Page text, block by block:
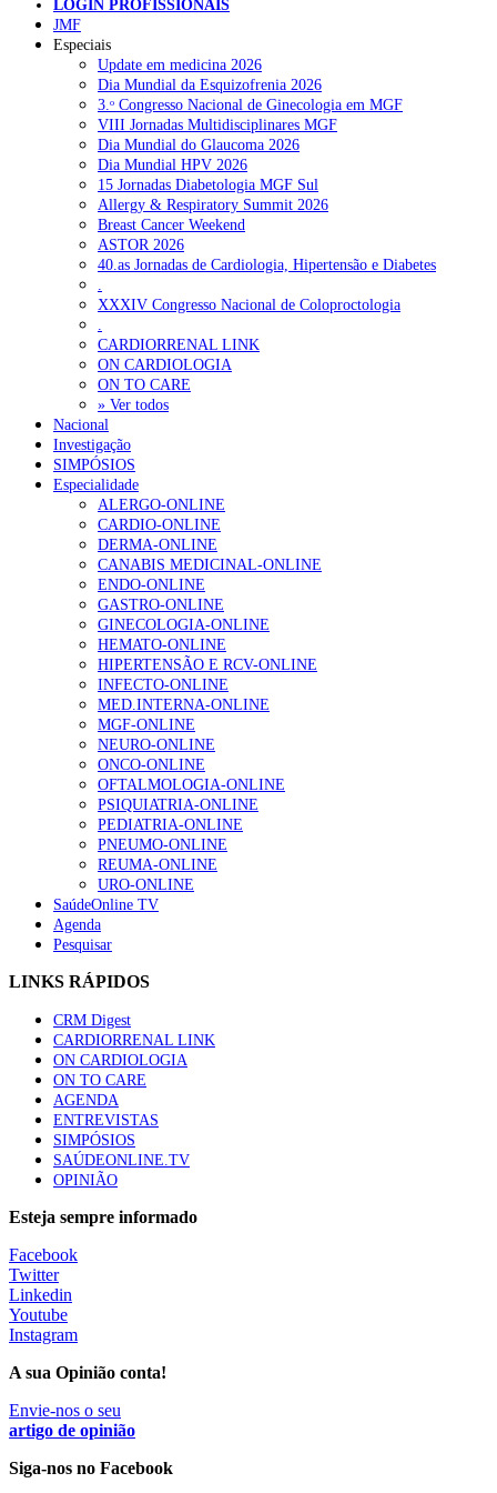
NOTÍCIAS RECENTES
Quase 11.900 jovens recorreram aos cheques psicólogo e
nutricionista no primeiro mês 7 de Agosto, 2026
ULS de Coimbra estreia cirurgia endoscópica do ouvido com
apoio robótico em Portugal 7 de Agosto, 2026
Enfermeiros exigem esclarecimentos sobre eventual gestão
privada da ULS do Algarve 7 de Agosto, 2026
Ordem dos Médicos alerta para riscos no novo sistema de acesso
a consultas e cirurgias
Portugal está a formar os médicos de que precisa?
2026
NOTÍCIAS MAIS LIDAS
Enfermagem Forense. “Da urgência ao tribunal, cada
gesto conta e cada profissional faz a diferença”
202 visualizações
Alguns milhares de utentes podem ficar sem médico de
família com nova regras do registo, alerta associação
155 visualizações
1.º Episódio do Podcast “Frequência Cardio – Sintoniza-
te na Insuficiência Cardíaca” da Bayer
99 visualizações
“Os programas de rastreio do cancro do pulmão são
custo-efetivos e representam um investimento
sustentável para os sistemas de saúde”
88 visualizações
Quase quatro em cada dez doentes com enfarte
86 visualizações
Trodelvy aprovado para primeira linha no cancro da
mama triplo negativo metastático em doentes não
elegíveis para inibidores PD-(L)1
61 visualizações
MAIS NOTÍCIAS
Quase 11.900 jovens recorreram aos cheques psicólogo e
nutricionista no primeiro mês
7 Ago, 2026
ULS de Coimbra estreia cirurgia endoscópica do ouvido com
apoio robótico em Portugal
7 Ago, 2026|0 Comments
LOGIN PROFISSIONAIS
JMF
Especiais
Update em medicina 2026
Dia Mundial da Esquizofrenia 2026
3.ᵒ Congresso Nacional de Ginecologia em MGF
VIII Jornadas Multidisciplinares MGF
Dia Mundial do Glaucoma 2026
Dia Mundial HPV 2026
15 Jornadas Diabetologia MGF Sul
Allergy & Respiratory Summit 2026
Breast Cancer Weekend
ASTOR 2026
40.as Jornadas de Cardiologia, Hipertensão e Diabetes
.
XXXIV Congresso Nacional de Coloproctologia
.
CARDIORRENAL LINK
ON CARDIOLOGIA
ON TO CARE
» Ver todos
Nacional
Investigação
SIMPÓSIOS
Especialidade
ALERGO-ONLINE
CARDIO-ONLINE
DERMA-ONLINE
CANABIS MEDICINAL-ONLINE
ENDO-ONLINE
GASTRO-ONLINE
GINECOLOGIA-ONLINE
HEMATO-ONLINE
HIPERTENSÃO E RCV-ONLINE
INFECTO-ONLINE
MED.INTERNA-ONLINE
MGF-ONLINE
NEURO-ONLINE
ONCO-ONLINE
OFTALMOLOGIA-ONLINE
PSIQUIATRIA-ONLINE
PEDIATRIA-ONLINE
PNEUMO-ONLINE
REUMA-ONLINE
URO-ONLINE
SaúdeOnline TV
Agenda
Pesquisar
LINKS RÁPIDOS
CRM Digest
CARDIORRENAL LINK
ON CARDIOLOGIA
ON TO CARE
AGENDA
ENTREVISTAS
SIMPÓSIOS
SAÚDEONLINE.TV
OPINIÃO
Esteja sempre informado
Facebook
Twitter
Linkedin
Youtube
Instagram
A sua Opinião conta!
Envie-nos o seu
artigo de opinião
Siga-nos no Facebook